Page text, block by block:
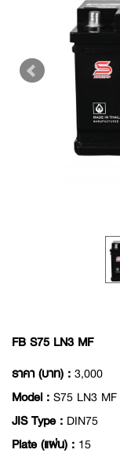
FB S75 LN3 MF
ราคา (บาท) : 3,000
Model : S75 LN3 MF
JIS Type : DIN75
Plate (แผ่น) : 15